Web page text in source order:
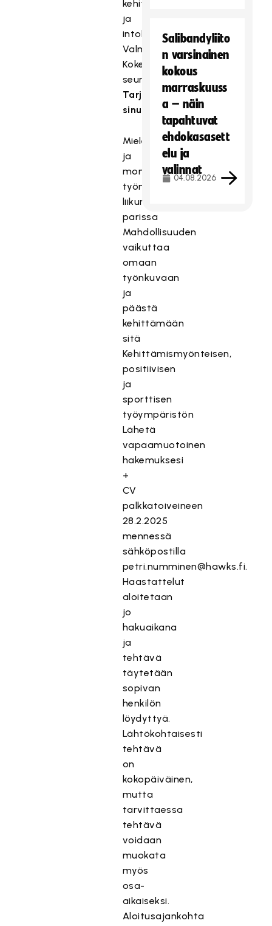
kehittämisotetta
ja
intohimoa
Valmennusosaamista
Kokemusta
seuratoiminnasta
Tarjoamme
sinulle
Mielenkiintoisen
ja
monipuolisen
työn
liikunnan
parissa
Mahdollisuuden
vaikuttaa
omaan
työnkuvaan
ja
päästä
kehittämään
sitä
Kehittämismyönteisen,
positiivisen
ja
sporttisen
työympäristön
Lähetä
vapaamuotoinen
hakemuksesi
+
CV
palkkatoiveineen
28.2.2025
mennessä
sähköpostilla
petri.numminen@hawks.fi.
Haastattelut
aloitetaan
jo
hakuaikana
ja
tehtävä
täytetään
sopivan
henkilön
löydyttyä.
Lähtökohtaisesti
tehtävä
on
kokopäiväinen,
mutta
tarvittaessa
tehtävä
voidaan
muokata
myös
osa-
aikaiseksi.
Aloitusajankohta
Salibandyliito
n varsinainen
kokous
marraskuuss
a – näin
tapahtuvat
ehdokasasett
elu ja
valinnat
04.08.2026